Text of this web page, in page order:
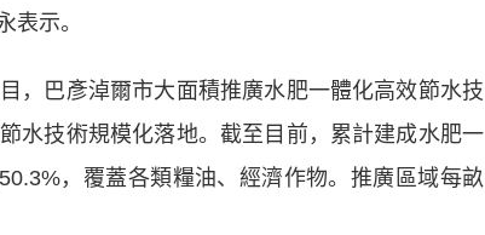
表示。
巴彥淖爾市大面積推廣水肥一體化高效節水技
水技術規模化落地。截至目前，累計建成水肥一
，覆蓋各類糧油、經濟作物。推廣區域每畝